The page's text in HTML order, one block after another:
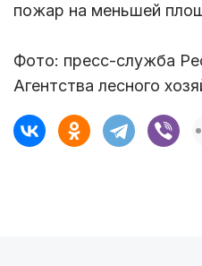
пожар на меньшей
Фото: пресс-служба
Агентства лесного